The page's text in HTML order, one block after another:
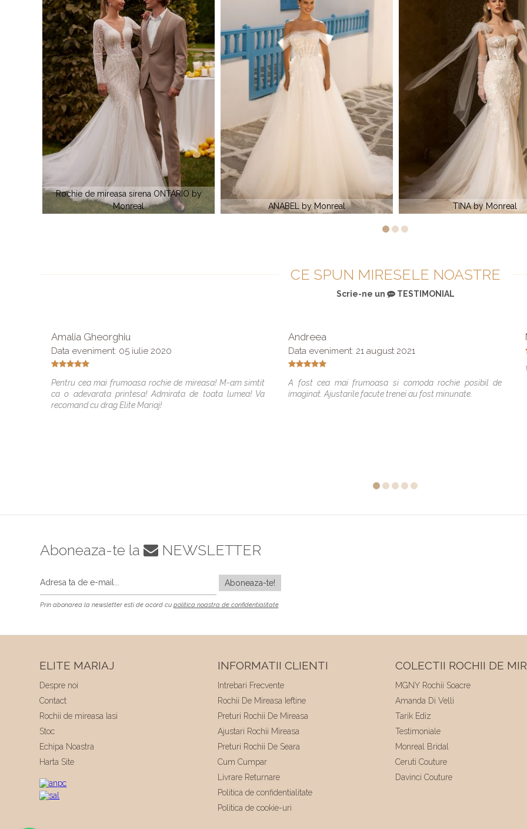
ANABEL by Monreal
TINA by Monreal ALEGRA by
CE SPUN MIRESELE NOASTRE
Scrie-ne un TESTIMONIAL
Amalia Gheorghiu
Data eveniment: 05 iulie 2020
Pentru cea mai frumoasa rochie de mireasa! M-am simtit
ca o adevarata printesa! Admirata de toata lumea! Va
recomand cu drag Elite Mariaj!
Andreea
Data eveniment: 21 august 2021
A fost cea mai frumoasa si comoda rochie posibil de
imaginat. Ajustarile facute trenei au fost minunate.
Aboneaza-te la NEWSLETTER
Prin abonarea la newsletter esti de acord cu politica noastra de confidentialitate
ELITE MARIAJ
Despre noi
Contact
Rochii de mireasa Iasi
Stoc
Echipa Noastra
Harta Site
INFORMATII CLIENTI
Intrebari Frecvente
Rochii De Mireasa Ieftine
Preturi Rochii De Mireasa
Ajustari Rochii Mireasa
Preturi Rochii De Seara
Cum Cumpar
Livrare Returnare
Politica de confidentialitate
Politica de cookie-uri
COLECTII ROCHII DE
MGNY Rochii Soacre
Amanda Di Velli
Tarik Ediz
Testimoniale
Monreal Bridal
Ceruti Couture
Davinci Couture